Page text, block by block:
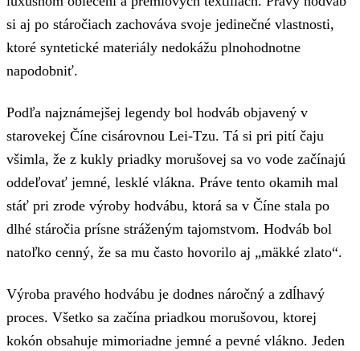
si aj po stáročiach zachováva svoje jedinečné vlastnosti,
ktoré syntetické materiály nedokážu plnohodnotne
napodobniť.
Podľa najznámejšej legendy bol hodváb objavený v
starovekej Číne cisárovnou Lei-Tzu. Tá si pri pití čaju
všimla, že z kukly priadky morušovej sa vo vode začínajú
oddeľovať jemné, lesklé vlákna. Práve tento okamih mal
stáť pri zrode výroby hodvábu, ktorá sa v Číne stala po
dlhé stáročia prísne stráženým tajomstvom. Hodváb bol
natoľko cenný, že sa mu často hovorilo aj „mäkké zlato“.
Výroba pravého hodvábu je dodnes náročný a zdĺhavý
proces. Všetko sa začína priadkou morušovou, ktorej
kokón obsahuje mimoriadne jemné a pevné vlákno. Jeden